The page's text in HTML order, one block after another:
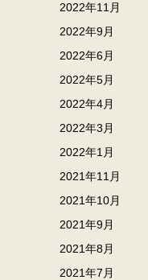
2022年11月
2022年9月
2022年6月
2022年5月
2022年4月
2022年3月
2022年1月
2021年11月
2021年10月
2021年9月
2021年8月
2021年7月